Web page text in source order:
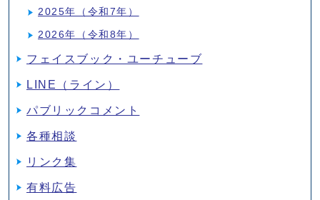
2025年（令和7年）
2026年（令和8年）
フェイスブック・ユーチューブ
LINE（ライン）
パブリックコメント
各種相談
リンク集
有料広告